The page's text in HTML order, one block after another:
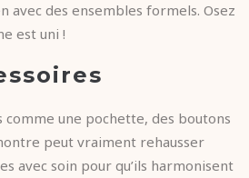
avec des ensembles formels. Osez
est uni !
comme une pochette, des boutons
peut vraiment rehausser
avec soin pour qu’ils harmonisent